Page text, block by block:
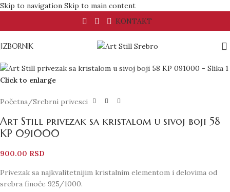
Skip to navigation Skip to main content
KONTAKT
IZBORNIK
Click to enlarge
Početna /Srebrni privesci
Art Still privezak sa kristalom u sivoj boji 58
KP 091000
900.00 RSD
Privezak sa najkvalitetnijim kristalnim elementom i delovima od
srebra finoće 925/1000.